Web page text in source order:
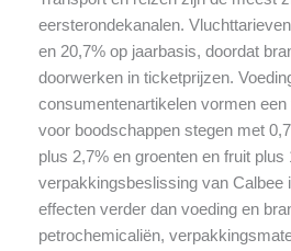
eersterondekanalen.
en 20,7% op jaarbasis, doordat
doorwerken in ticketprijzen.
consumentenartikelen vormen
voor boodschappen stegen met
plus 2,7% en groenten en fruit
verpakkingsbeslissing van Calbee
effecten verder dan voeding en
petrochemicaliën,